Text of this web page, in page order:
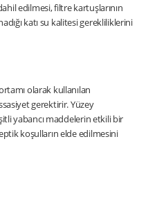
edilmesi, filtre kartuşlarının
katı su kalitesi gerekliliklerini
olarak kullanılan
gerektirir. Yüzey
yabancı maddelerin etkili bir
koşulların elde edilmesini